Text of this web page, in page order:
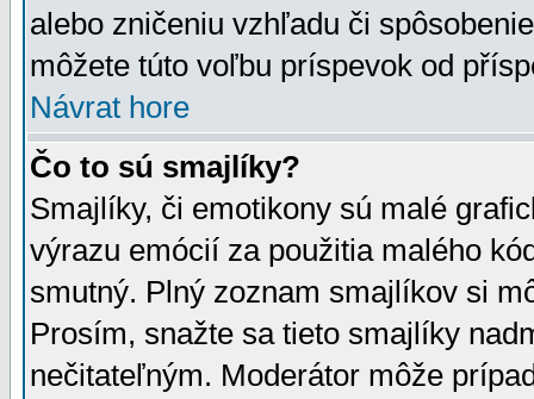
alebo zničeniu vzhľadu či
môžete túto voľbu príspevok od
Návrat hore
Čo to sú smajlíky?
Smajlíky, či emotikony sú malé
výrazu emócií za použitia malého
smutný. Plný zoznam smajlíkov si
Prosím, snažte sa tieto smajlíky
nečitateľným. Moderátor môže